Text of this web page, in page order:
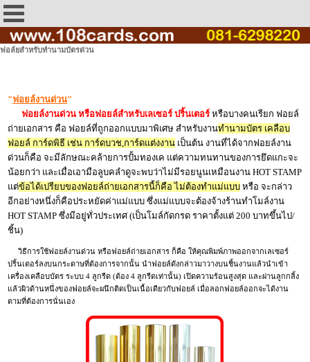
ฟอล์ยสำหรับทำนามบัตรด่วน
"ฟอยล์งานด่วน"
ฟอยล์งานด่วน หรือฟอยล์สำหรับเลเซอร์ ปริ้นเตอร์ หรือบางคนเรียก ฟอยล์
ถ่ายเอกสาร คือ ฟอยล์ที่ถูกออกแบบมาพิเศษ สำหรับงานทำนามบัตร เคลือบ
ฟอยล์ การ์ดพิธี เช่น การ์ดบวช,การ์ดแต่งงาน เป็นต้น งานที่ได้จากฟอยล์งาน
ด่วนก็คือ จะมีลักษณะคล้ายการปั้มทองเค แต่ความทนทานของการยึดแกะจะ
น้อยกว่า และเมื่อเอามือลูบคลำดูจะพบว่าไม่มีรอยนูนเหมือนงาน HOT STAMP
แต่ข้อได้เปรียบของฟอยล์ถ่ายเอกสารนี้ก็คือ ไม่ต้องทำแม่แบบ หรือ จะกล่าว
อีกอย่างหนึ่งก็คือประหยัดค่าแม่แบบ ซึ่งแม่แบบจะต้องจ้างร้านทำโมล์งาน
HOT STAMP ซึ่งมีอยู่ทั่วประเทศ (เป็นโมล์กัดกรด ราคาตั้งแต่ 200 บาทขึ้นไป/
ชิ้น)
วิธีการใช้ฟอยล์งานด่วน หรือฟอยล์ถ่ายเอกสาร ก็คือ ให้คุณพิมพ์ภาพออกจากเลเซอร์
ปริ้นเตอร์ลงบนกระดาษที่ต้องการจากนั้น นำฟอยล์ดังกล่าวมาวางบนชิ้นงานแล้วนำเข้า
เครื่องเคลือบบัตร ระบบ 4 ลูกรีด (ต้อง 4 ลูกรีดเท่านั้น) เปิดความร้อนสูงสุด และผ่านลูกกลิ้ง
แล้วผิวด้านหนึ่งของฟอยล์จะผนึกติดเป็นเนื้อเดียวกับฟอยล์ เมื่อลอกฟอยล์ออกจะได้งาน
ตามที่ต้องการนั่นเอง